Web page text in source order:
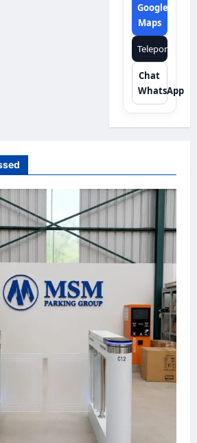
Google
Maps
Telepon
Chat
WhatsApp